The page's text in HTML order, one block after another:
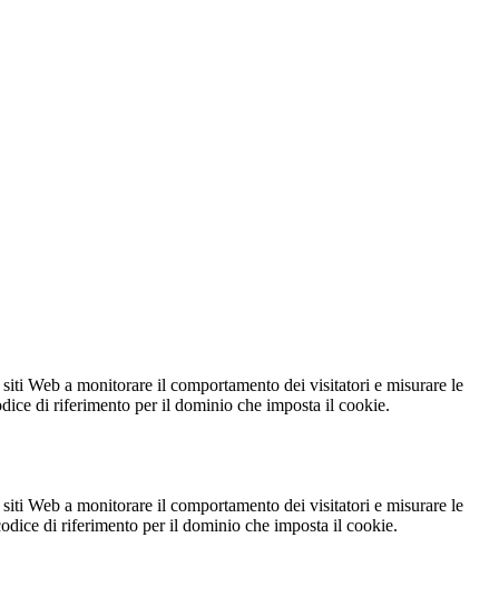
Web a monitorare il comportamento dei visitatori e misurare le
di riferimento per il dominio che imposta il cookie.
Web a monitorare il comportamento dei visitatori e misurare le
di riferimento per il dominio che imposta il cookie.